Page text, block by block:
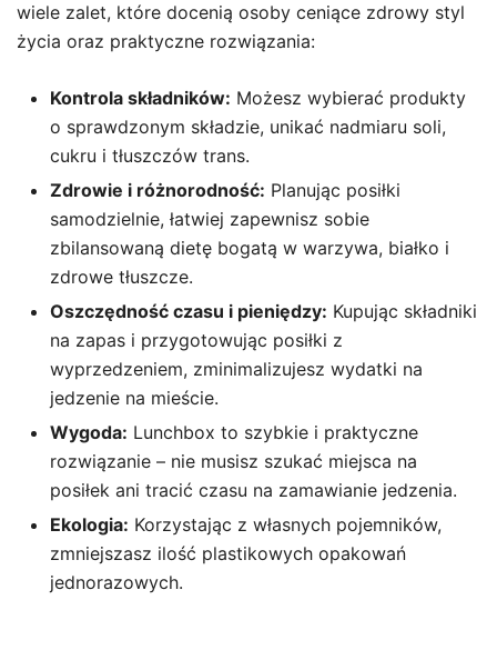
wiele zalet, które docenią osoby ceniące zdrowy styl
życia oraz praktyczne rozwiązania:
Kontrola składników: Możesz wybierać produkty
o sprawdzonym składzie, unikać nadmiaru soli,
cukru i tłuszczów trans.
Zdrowie i różnorodność: Planując posiłki
samodzielnie, łatwiej zapewnisz sobie
zbilansowaną dietę bogatą w warzywa, białko i
zdrowe tłuszcze.
Oszczędność czasu i pieniędzy: Kupując składniki
na zapas i przygotowując posiłki z
wyprzedzeniem, zminimalizujesz wydatki na
jedzenie na mieście.
Wygoda: Lunchbox to szybkie i praktyczne
rozwiązanie – nie musisz szukać miejsca na
posiłek ani tracić czasu na zamawianie jedzenia.
Ekologia: Korzystając z własnych pojemników,
zmniejszasz ilość plastikowych opakowań
jednorazowych.